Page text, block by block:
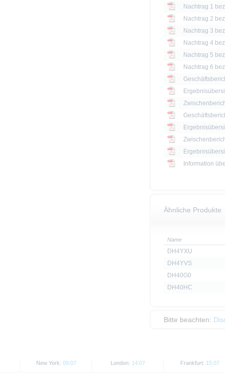
Nachtrag 1
Nachtrag 2
Nachtrag 3
Nachtrag 4
Nachtrag 5
Nachtrag 6
Information
Ähnliche Produkte
Name
DH4YXU
DH4YVS
DH40G0
DH40HC
Bitte beachten:
New York: 09:07 London: 14:07 Frankfurt: 15:07